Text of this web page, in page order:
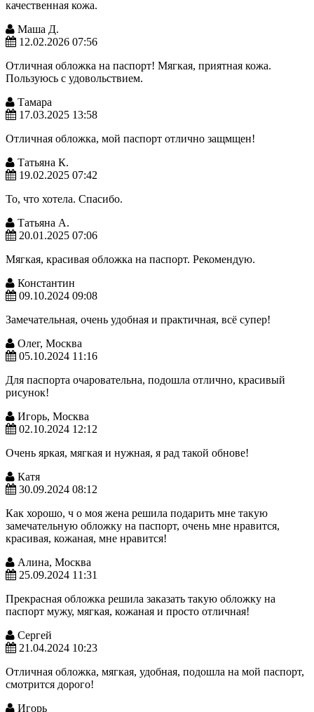
качественная кожа.
Маша Д.
12.02.2026 07:56
Отличная обложка на паспорт! Мягкая, приятная кожа.
Пользуюсь с удовольствием.
Тамара
17.03.2025 13:58
Отличная обложка, мой паспорт отлично защмщен!
Татьяна К.
19.02.2025 07:42
То, что хотела. Спасибо.
Татьяна А.
20.01.2025 07:06
Мягкая, красивая обложка на паспорт. Рекомендую.
Константин
09.10.2024 09:08
Замечательная, очень удобная и практичная, всё супер!
Олег, Москва
05.10.2024 11:16
Для паспорта очаровательна, подошла отлично, красивый
рисунок!
Игорь, Москва
02.10.2024 12:12
Очень яркая, мягкая и нужная, я рад такой обнове!
Катя
30.09.2024 08:12
Как хорошо, ч о моя жена решила подарить мне такую
замечательную обложку на паспорт, очень мне нравится,
красивая, кожаная, мне нравится!
Алина, Москва
25.09.2024 11:31
Прекрасная обложка решила заказать такую обложку на
паспорт мужу, мягкая, кожаная и просто отличная!
Сергей
21.04.2024 10:23
Отличная обложка, мягкая, удобная, подошла на мой паспорт,
смотрится дорого!
Игорь